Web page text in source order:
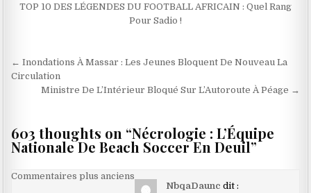
TOP 10 DES LÉGENDES DU FOOTBALL AFRICAIN : Quel Rang
Pour Sadio !
Navigation
de
← Inondations À Massar : Les Jeunes Bloquent De Nouveau La
Circulation
Ministre De L’Intérieur Bloqué Sur L’Autoroute À Péage →
603 thoughts on “Nécrologie : L’Équipe
Nationale De Beach Soccer En Deuil”
Navigation
Commentaires plus anciens
NbqaDaunc dit :